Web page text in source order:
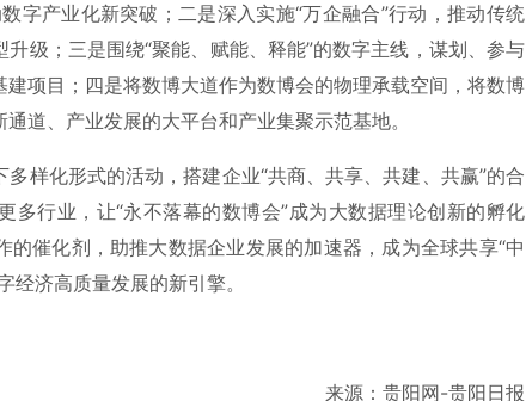
字产业化新突破；二是深入实施“万企融合”行动，推动传统
级；三是围绕“聚能、赋能、释能”的数字主线，谋划、参与
项目；四是将数博大道作为数博会的物理承载空间，将数博
道、产业发展的大平台和产业集聚示范基地。
样化形式的活动，搭建企业“共商、共享、共建、共赢”的合
多行业，让“永不落幕的数博会”成为大数据理论创新的孵化
催化剂，助推大数据企业发展的加速器，成为全球共享“中
经济高质量发展的新引擎。
来源：贵阳网-贵阳日报